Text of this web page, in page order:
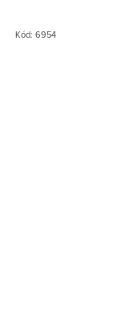
Kód: 6954